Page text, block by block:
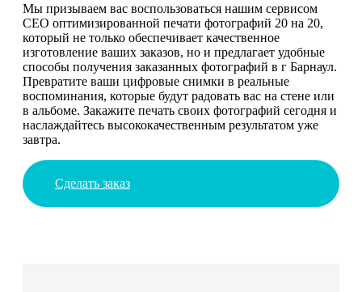
Мы призываем вас воспользоваться нашим сервисом
СЕО оптимизированной печати фотографий 20 на 20,
который не только обеспечивает качественное
изготовление ваших заказов, но и предлагает удобные
способы получения заказанных фотографий в г Барнаул.
Превратите ваши цифровые снимки в реальные
воспоминания, которые будут радовать вас на стене или
в альбоме. Закажите печать своих фотографий сегодня и
наслаждайтесь высококачественным результатом уже
завтра.
Сделать заказ